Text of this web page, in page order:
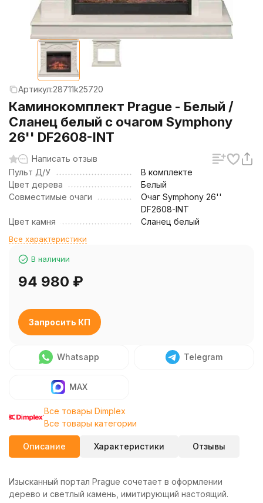
Артикул:28711k25720
Каминокомплект Prague - Белый /
Сланец белый с очагом Symphony
26'' DF2608-INT
Написать отзыв
Пульт Д/У
В комплекте
Цвет дерева
Белый
Совместимые очаги
Очаг Symphony 26''
DF2608-INT
Цвет камня
Сланец белый
Все характеристики
В наличии
94 980 ₽
Запросить КП
Whatsapp Telegram
MAX
Все товары Dimplex
Все товары категории
Описание Характеристики Отзывы
Изысканный портал Prague сочетает в оформлении
дерево и светлый камень, имитирующий настоящий.